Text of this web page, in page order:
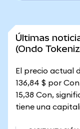
Últimas
(Ondo
El precio actual
136,84 $ por
15,38 Con,
tiene una